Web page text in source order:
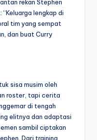
rekan Stephen
lengkap di
tim yang sempat
dan buat Curry
sisa musim oleh
roster, tapi cerita
di tengah
elitnya dan adaptasi
sambil ciptakan
Dari training